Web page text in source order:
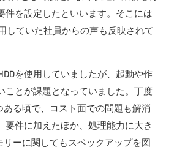
件を設定したといいます。そこには
していた社員からの声も反映されて
を使用していましたが、起動や作
ことが課題となっていました。丁度
ある頃で、コスト面での問題も解消
要件に加えたほか、処理能力に大き
リーに関してもスペックアップを図